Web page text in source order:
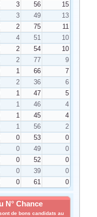
3 56
15
3 49
13
2 75
11
4 51
10
2 54
10
2 77
9
1 66
7
2 36
6
1 47
5
1 46
4
1 45
4
1 56
2
0 53
0
0 49
0
0 52
0
0 39
0
0 61 0
N° Chance
de bons candidats au